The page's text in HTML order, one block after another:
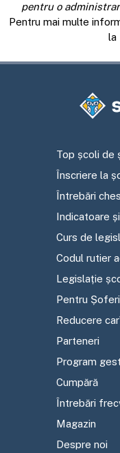
pentru o
Pentru mai multe
la
Top școli de
Înscriere la
Întrebări
Indicatoare
Curs de
Codul rutier
Legislație
Pentru Șoferi
Reducere
Parteneri
Program
Cumpără
Întrebări
Magazin
Despre noi